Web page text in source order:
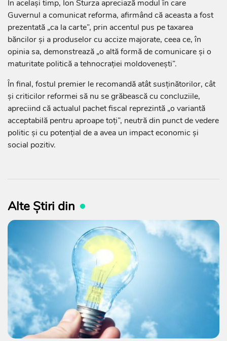
În același timp, Ion Sturza apreciază modul în care
Guvernul a comunicat reforma, afirmând că aceasta a fost
prezentată „ca la carte”, prin accentul pus pe taxarea
băncilor și a produselor cu accize majorate, ceea ce, în
opinia sa, demonstrează „o altă formă de comunicare și o
maturitate politică a tehnocrației moldovenești”.
În final, fostul premier le recomandă atât susținătorilor, cât
și criticilor reformei să nu se grăbească cu concluziile,
apreciind că actualul pachet fiscal reprezintă „o variantă
acceptabilă pentru aproape toți”, neutră din punct de vedere
politic și cu potențial de a avea un impact economic și
social pozitiv.
Alte Știri din